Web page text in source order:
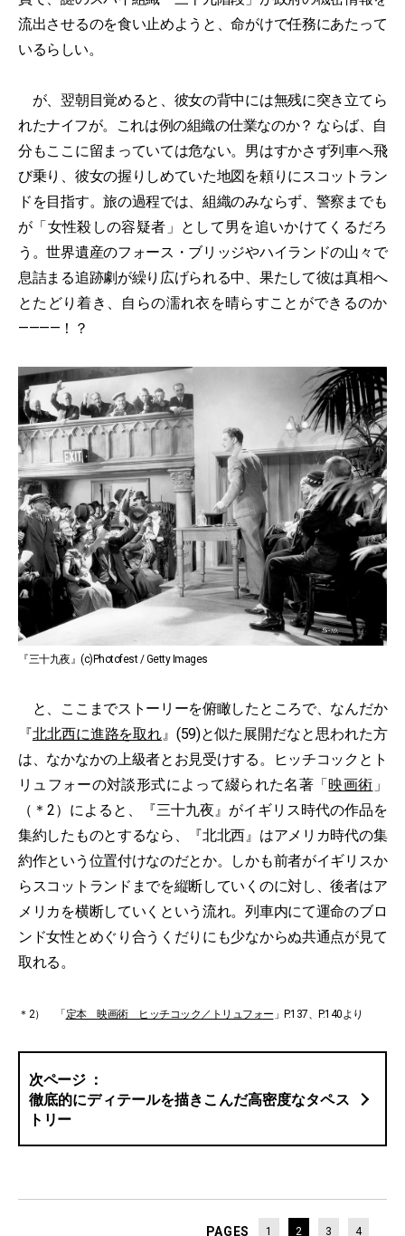
流出させるのを食い止めようと、命がけで任務にあたって
いるらしい。
が、翌朝目覚めると、彼女の背中には無残に突き立てら
れたナイフが。これは例の組織の仕業なのか？ ならば、自
分もここに留まっていては危ない。男はすかさず列車へ飛
び乗り、彼女の握りしめていた地図を頼りにスコットラン
ドを目指す。旅の過程では、組織のみならず、警察までも
が「女性殺しの容疑者」として男を追いかけてくるだろ
う。世界遺産のフォース・ブリッジやハイランドの山々で
息詰まる追跡劇が繰り広げられる中、果たして彼は真相へ
とたどり着き、自らの濡れ衣を晴らすことができるのか
————！？
『三十九夜』(c)Photofest / Getty Images
と、ここまでストーリーを俯瞰したところで、なんだか
『北北西に進路を取れ』(59)と似た展開だなと思われた方
は、なかなかの上級者とお見受けする。ヒッチコックとト
リュフォーの対談形式によって綴られた名著「 映画術 」
（＊2）によると、『三十九夜』がイギリス時代の作品を
集約したものとするなら、『北北西』はアメリカ時代の集
約作という位置付けなのだとか。しかも前者がイギリスか
らスコットランドまでを縦断していくのに対し、後者はア
メリカを横断していくという流れ。列車内にて運命のブロ
ンド女性とめぐり合うくだりにも少なからぬ共通点が見て
取れる。
＊2） 「 定本 映画術 ヒッチコック／トリュフォー 」P.137、P.140より
徹底的にディテールを描きこんだ高密度なタペス
トリー
PAGES 1 2 3 4